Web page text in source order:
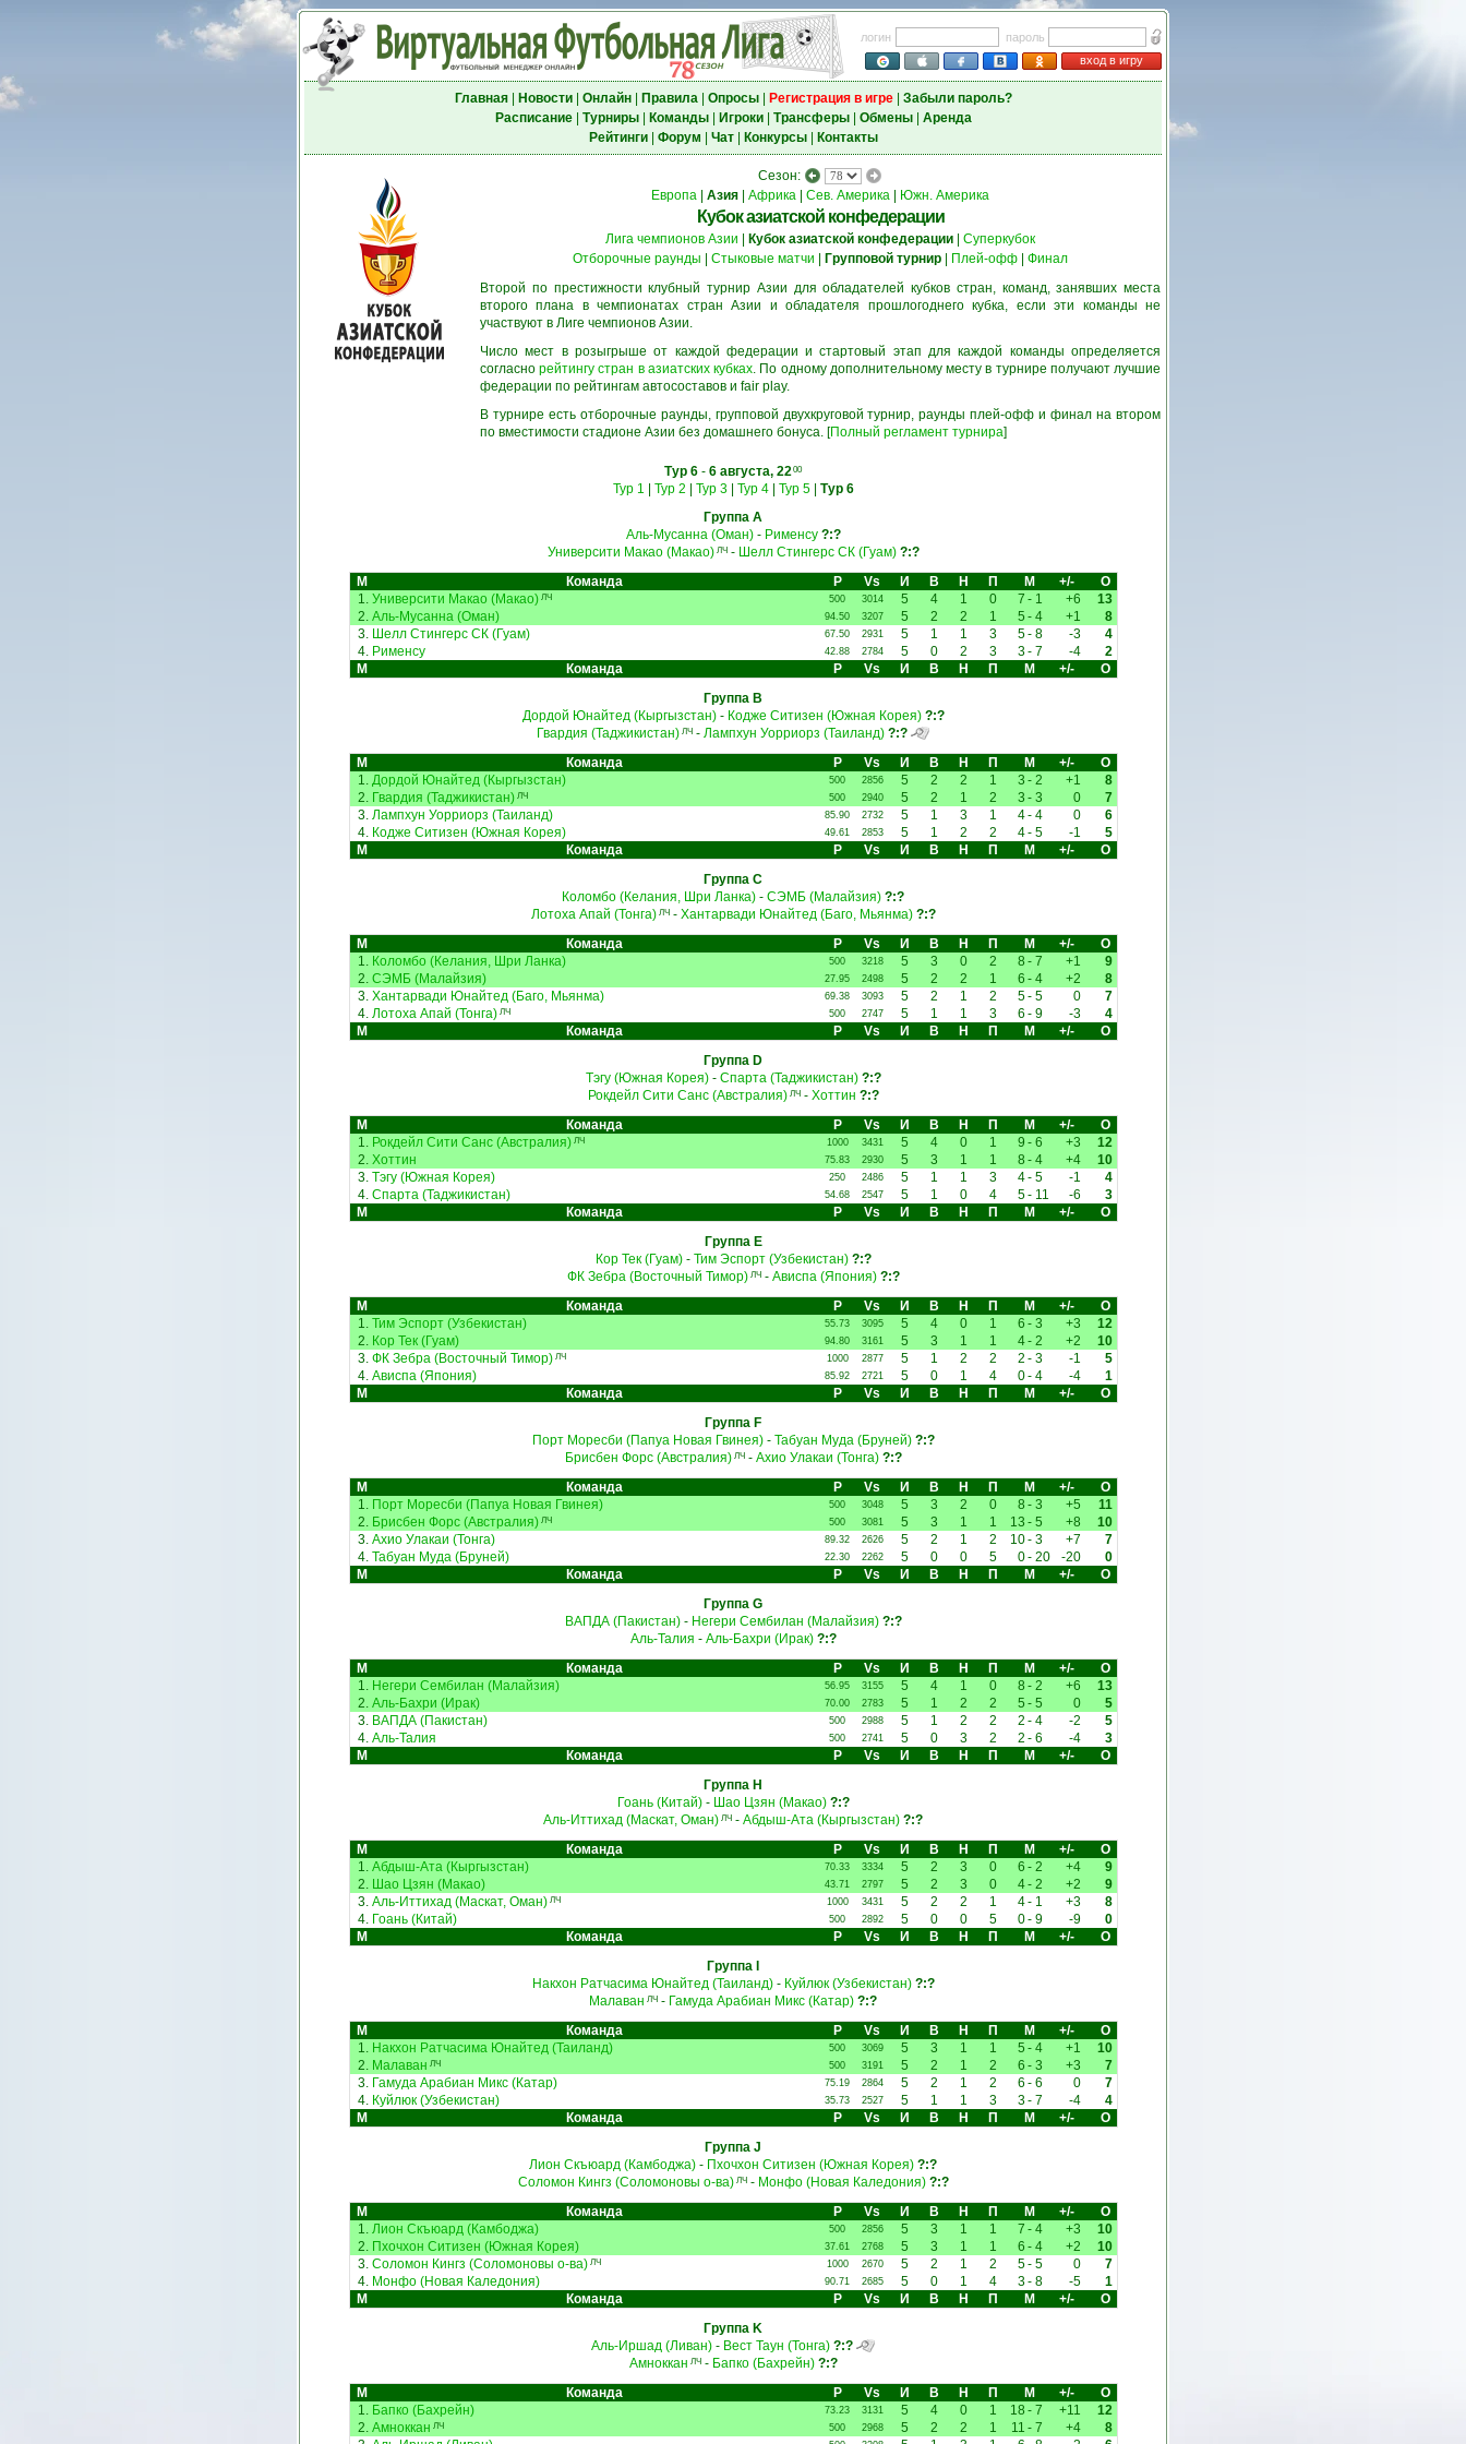
логин
пароль
вход в игру
Главная| Новости| Онлайн| Правила| Опросы| Регистрация в игре| Забыли пароль?
Расписание| Турниры| Команды| Игроки| Трансферы| Обмены| Аренда
Рейтинги| Форум Чат| Конкурсы| Контакты
Сезон:
Европа
Азия Африка Сев. Америка Южн. Америка
Кубок азиатской конфедерации
Лига чемпионов Азии Кубок азиатской конфедерации
Суперкубок
Отборочные раунды
Стыковые матчи Групповой турнир Плей-офф
Финал
Второй по престижности клубный турнир Азии для обладателей кубков стран, команд, занявших места
второго плана в чемпионатах стран Азии и обладателя прошлогоднего кубка, если эти команды не
участвуют в Лиге чемпионов Азии.
Число мест в розыгрыше от каждой федерации и стартовый этап для каждой команды определяется
согласнорейтингу стран в азиатских кубках. По одному дополнительному месту в турнире получают лучшие
федерации по рейтингам автосоставов и fair play.
В турнире есть отборочные раунды, групповой двухкруговой турнир, раунды плей-офф и финал на втором
по вместимости стадионе Азии без домашнего бонуса. [Полный регламент турнира]
Тур 6 - 6 августа, 2200
Тур 1 Тур 2 Тур 3| Тур 4| Тур 5| Тур 6
Группа A
Аль-Мусанна (Оман)- Рименсу ?:?
Университи Макао (Макао)ЛЧ- Шелл Стингерс СК (Гуам) ?:?
М
Команда Р Vs И В Н П М +/-
О
1. Университи Макао (Макао)ЛЧ 500 3014 5 4 1 0 7 - 1 +6
13
2. Аль-Мусанна (Оман) 94.50 3207 5 2 2 1 5 - 4 +1
8
3. Шелл Стингерс СК (Гуам) 67.50 2931 5 1 1 3 5- 8 -3
4
4. Рименсу 42.88 2784 5 0 2 3 3- 7 -4
2
М
Команда Р Vs И В Н П М +/-
О
Группа B
Дордой Юнайтед (Кыргызстан)- Кодже Ситизен (Южная Корея) ?:?
Гвардия (Таджикистан) ЛЧ - Лампхун Уорриорз (Таиланд) ?:?
М
Команда Р Vs И В Н П М +/-
О
1. Дордой Юнайтед (Кыргызстан) 500 2856 5 2 2 1 3 - 2 +1
8
2. Гвардия (Таджикистан)ЛЧ 500 2940 5 2 1 2 3 - 3 0
7
3. Лампхун Уорриорз (Таиланд) 85.90 2732 5 1 3 1 4- 4 0
6
4. Кодже Ситизен (Южная Корея) 49.61 2853 5 1 2 2 4- 5 -1
5
М
Команда Р Vs И В Н П М +/-
О
Группа C
Коломбо (Келания, Шри Ланка) - СЭМБ (Малайзия) ?:?
Лотоха Апай (Тонга)ЛЧ- Хантарвади Юнайтед (Баго, Мьянма) ?:?
М
Команда Р Vs И В Н П М +/-
О
1. Коломбо (Келания, Шри Ланка) 500 3218 5 3 0 2 8 - 7 +1
9
2. СЭМБ (Малайзия) 27.95 2498 5 2 2 1 6 - 4 +2
8
3. Хантарвади Юнайтед (Баго, Мьянма) 69.38 3093 5 2 1 2 5- 5 0
7
4. Лотоха Апай (Тонга)ЛЧ 500 2747 5 1 1 3 6 - 9 -3
4
М
Команда Р Vs И В Н П М +/-
О
Группа D
Тэгу (Южная Корея)- Спарта (Таджикистан) ?:?
Рокдейл Сити Санс (Австралия)ЛЧ- Хоттин ?:?
М
Команда Р Vs И В Н П М +/-
О
1. Рокдейл Сити Санс (Австралия)ЛЧ 1000 3431 5 4 0 1 9 - 6 +3
12
2. Хоттин 75.83 2930 5 3 1 1 8 - 4 +4
10
3. Тэгу (Южная Корея) 250 2486 5 1 1 3 4- 5 -1
4
4. Спарта (Таджикистан) 54.68 2547 5 1 0 4 5- 11 -6
3
М
Команда Р Vs И В Н П М +/-
О
Группа E
Кор Тек (Гуам)- Тим Эспорт (Узбекистан) ?:?
ФК Зебра (Восточный Тимор)ЛЧ- Ависпа (Япония) ?:?
М
Команда Р Vs И В Н П М +/-
О
1. Тим Эспорт (Узбекистан) 55.73 3095 5 4 0 1 6 - 3 +3
12
2. Кор Тек (Гуам) 94.80 3161 5 3 1 1 4- 2 +2
10
3. ФК Зебра (Восточный Тимор)ЛЧ 1000 2877 5 1 2 2 2 - 3 -1
5
4. Ависпа (Япония) 85.92 2721 5 0 1 4 0- 4 -4
1
М
Команда Р Vs И В Н П М +/-
О
Группа F
Порт Моресби (Папуа Новая Гвинея)- Табуан Муда (Бруней) ?:?
Брисбен Форс (Австралия)ЛЧ- Ахио Улакаи (Тонга) ?:?
М
Команда Р Vs И В Н П М +/-
О
1. Порт Моресби (Папуа Новая Гвинея) 500 3048 5 3 2 0 8 - 3 +5
11
2. Брисбен Форс (Австралия)ЛЧ 500 3081 5 3 1 1 13 - 5 +8
10
3. Ахио Улакаи (Тонга) 89.32 2626 5 2 1 2 10- 3 +7
7
4. Табуан Муда (Бруней) 22.30 2262 5 0 0 5 0- 20 -20
0
М
Команда Р Vs И В Н П М +/-
О
Группа G
ВАПДА (Пакистан)- Негери Сембилан (Малайзия) ?:?
Аль-Талия - Аль-Бахри (Ирак) ?:?
М
Команда Р Vs И В Н П М +/-
О
1. Негери Сембилан (Малайзия) 56.95 3155 5 4 1 0 8 - 2 +6
13
2. Аль-Бахри (Ирак) 70.00 2783 5 1 2 2 5 - 5 0
5
3. ВАПДА (Пакистан) 500 2988 5 1 2 2 2 - 4 -2
5
4. Аль-Талия 500 2741 5 0 3 2 2 - 6 -4
3
М
Команда Р Vs И В Н П М +/-
О
Группа H
Гоань (Китай)- Шао Цзян (Макао) ?:?
Аль-Иттихад (Маскат, Оман) ЛЧ - Абдыш-Ата (Кыргызстан) ?:?
М
Команда Р Vs И В Н П М +/-
О
1. Абдыш-Ата (Кыргызстан) 70.33 3334 5 2 3 0 6 - 2 +4
9
2. Шао Цзян (Макао) 43.71 2797 5 2 3 0 4- 2 +2
9
3. Аль-Иттихад (Маскат, Оман)ЛЧ 1000 3431 5 2 2 1 4- 1 +3
8
4. Гоань (Китай) 500 2892 5 0 0 5 0- 9 -9
0
М
Команда Р Vs И В Н П М +/-
О
Группа I
Накхон Ратчасима Юнайтед (Таиланд)- Куйлюк (Узбекистан) ?:?
Малаван ЛЧ - Гамуда Арабиан Микс (Катар) ?:?
М
Команда Р Vs И В Н П М +/-
О
1. Накхон Ратчасима Юнайтед (Таиланд) 500 3069 5 3 1 1 5 - 4 +1
10
2. Малаван ЛЧ 500 3191 5 2 1 2 6 - 3 +3
7
3. Гамуда Арабиан Микс (Катар) 75.19 2864 5 2 1 2 6 - 6 0
7
4. Куйлюк (Узбекистан) 35.73 2527 5 1 1 3 3- 7 -4
4
М
Команда Р Vs И В Н П М +/-
О
Группа J
Лион Скъюард (Камбоджа) - Пхочхон Ситизен (Южная Корея) ?:?
Соломон Кингз (Соломоновы о-ва)ЛЧ- Монфо (Новая Каледония) ?:?
М
Команда Р Vs И В Н П М +/-
О
1. Лион Скъюард (Камбоджа) 500 2856 5 3 1 1 7 - 4 +3
10
2. Пхочхон Ситизен (Южная Корея) 37.61 2768 5 3 1 1 6 - 4 +2
10
3. Соломон Кингз (Соломоновы о-ва)ЛЧ 1000 2670 5 2 1 2 5- 5 0
7
4. Монфо (Новая Каледония) 90.71 2685 5 0 1 4 3- 8 -5
1
М
Команда Р Vs И В Н П М +/-
О
Группа K
Аль-Иршад (Ливан) - Вест Таун (Тонга) ?:?
Амноккан ЛЧ- Бапко (Бахрейн) ?:?
М
Команда Р Vs И В Н П М +/-
О
1. Бапко (Бахрейн) 73.23 3131 5 4 0 1 18 - 7 +11
12
2. Амноккан ЛЧ 500 2968 5 2 2 1 11 - 7 +4
8